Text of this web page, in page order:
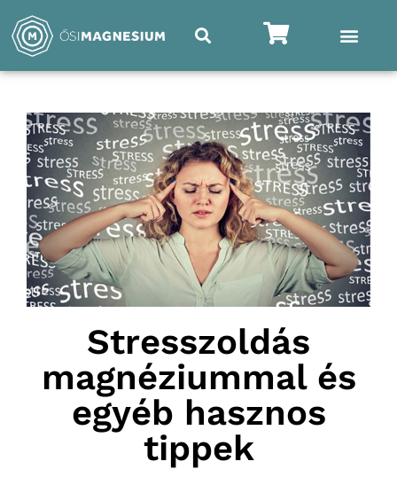
Stresszoldás
magnéziummal és
egyéb hasznos
tippek